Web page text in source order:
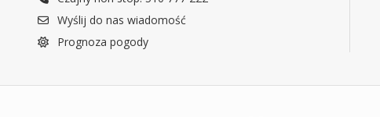
Wyślij do nas wiadomość
Prognoza pogody